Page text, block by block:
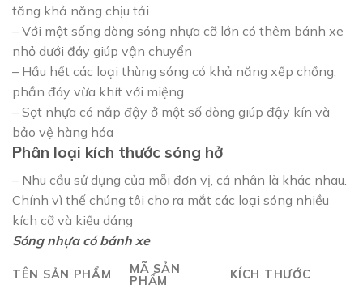
tăng khả năng chịu tải
– Với một sống dòng sóng nhựa cỡ lớn có thêm bánh xe
nhỏ dưới đáy giúp vận chuyển
– Hầu hết các loại thùng sóng có khả năng xếp chồng,
phần đáy vừa khít với miệng
– Sọt nhựa có nắp đậy ở một số dòng giúp đậy kín và
bảo vệ hàng hóa
Phân loại kích thước sóng hở
– Nhu cầu sử dụng của mỗi đơn vị, cá nhân là khác nhau.
Chính vì thế chúng tôi cho ra mắt các loại sóng nhiều
kích cỡ và kiểu dáng
Sóng nhựa có bánh xe
TÊN SẢN PHẨM
MÃ SẢN
PHẨM
KÍCH THƯỚC